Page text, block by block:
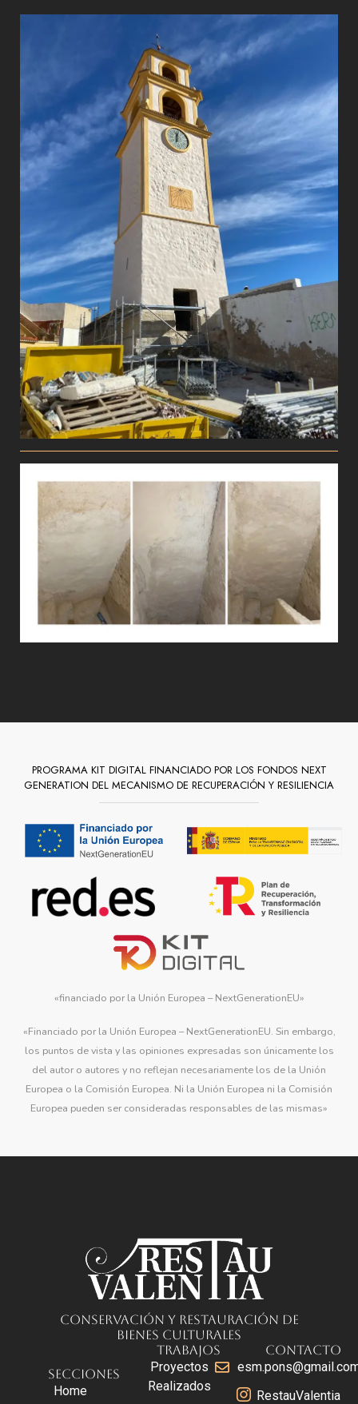
PROGRAMA KIT DIGITAL FINANCIADO POR LOS FONDOS NEXT
GENERATION DEL MECANISMO DE RECUPERACIÓN Y RESILIENCIA
«financiado por la Unión Europea – NextGenerationEU»
«Financiado por la Unión Europea – NextGenerationEU. Sin embargo,
los puntos de vista y las opiniones expresadas son únicamente los
del autor o autores y no reflejan necesariamente los de la Unión
Europea o la Comisión Europea. Ni la Unión Europea ni la Comisión
Europea pueden ser consideradas responsables de las mismas»
Conservación y Restauración de
Bienes Culturales
Secciones
Home
Trabajos
Proyectos
Realizados
Contacto
RestauValentia